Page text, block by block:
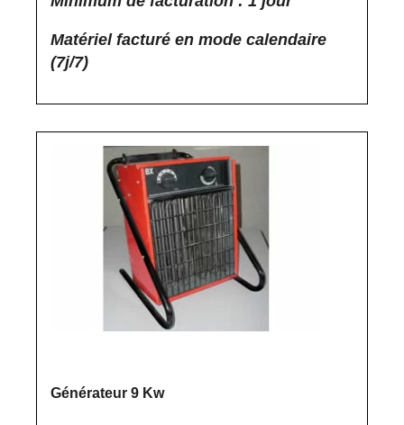
Matériel facturé en mode calendaire
(7j/7)
Générateur 9 Kw